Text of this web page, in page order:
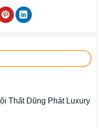
Thất Dũng Phát Luxury